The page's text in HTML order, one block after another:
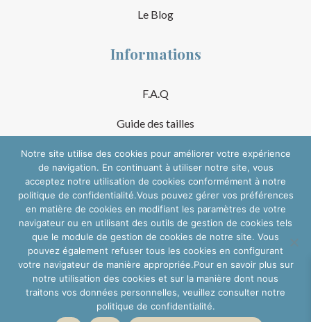
Le Blog
Informations
F.A.Q
Guide des tailles
Mentions Légales
Conditions Générales de Vente
Suivre sur les réseaux
Notre site utilise des cookies pour améliorer votre expérience
de navigation. En continuant à utiliser notre site, vous
acceptez notre utilisation de cookies conformément à notre
politique de confidentialité.Vous pouvez gérer vos préférences
en matière de cookies en modifiant les paramètres de votre
navigateur ou en utilisant des outils de gestion de cookies tels
que le module de gestion de cookies de notre site. Vous
pouvez également refuser tous les cookies en configurant
votre navigateur de manière appropriée.Pour en savoir plus sur
notre utilisation des cookies et sur la manière dont nous
traitons vos données personnelles, veuillez consulter notre
politique de confidentialité.